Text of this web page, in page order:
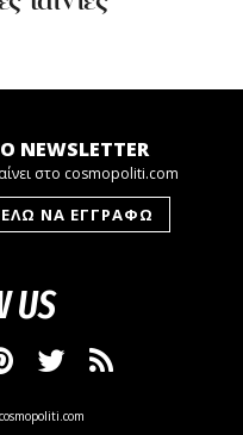
NEWSLETTER
στο cosmopoliti.com
US